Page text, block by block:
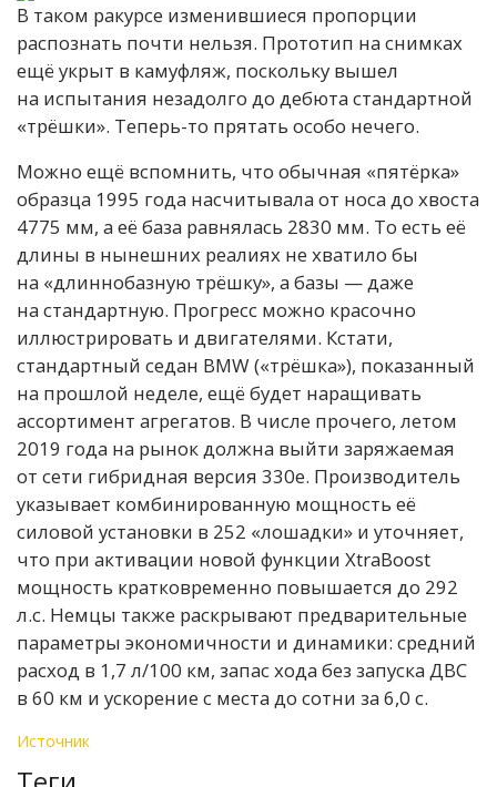
В таком ракурсе изменившиеся пропорции
распознать почти нельзя. Прототип на снимках
ещё укрыт в камуфляж, поскольку вышел
на испытания незадолго до дебюта стандартной
«трёшки». Теперь-то прятать особо нечего.
Можно ещё вспомнить, что обычная «пятёрка»
образца 1995 года насчитывала от носа до хвоста
4775 мм, а её база равнялась 2830 мм. То есть её
длины в нынешних реалиях не хватило бы
на «длиннобазную трёшку», а базы — даже
на стандартную. Прогресс можно красочно
иллюстрировать и двигателями. Кстати,
стандартный седан BMW («трёшка»), показанный
на прошлой неделе, ещё будет наращивать
ассортимент агрегатов. В числе прочего, летом
2019 года на рынок должна выйти заряжаемая
от сети гибридная версия 330e. Производитель
указывает комбинированную мощность её
силовой установки в 252 «лошадки» и уточняет,
что при активации новой функции XtraBoost
мощность кратковременно повышается до 292
л.с. Немцы также раскрывают предварительные
параметры экономичности и динамики: средний
расход в 1,7 л/100 км, запас хода без запуска ДВС
в 60 км и ускорение с места до сотни за 6,0 с.
Источник